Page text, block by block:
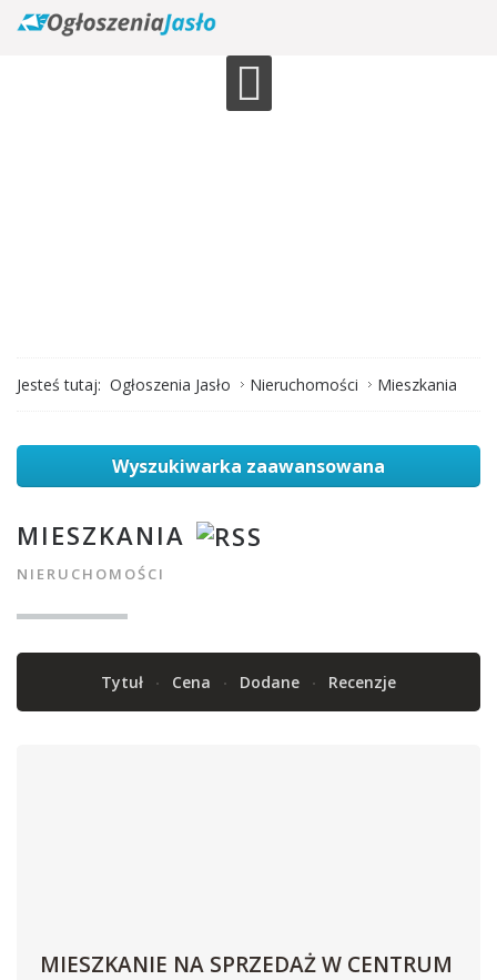
Jesteś tutaj: Ogłoszenia Jasło Nieruchomości Mieszkania
Wyszukiwarka zaawansowana
MIESZKANIA
NIERUCHOMOŚCI
Tytuł Cena Dodane Recenzje
MIESZKANIE NA SPRZEDAŻ W CENTRUM